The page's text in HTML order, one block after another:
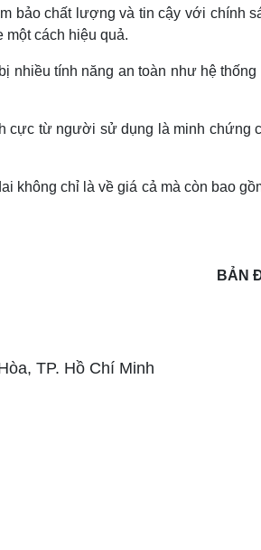
bảo chất lượng và tin cậy với chính
cách hiệu quả.
nhiều tính năng an toàn như hệ
cực từ người sử dụng là minh chứng
không chỉ là về giá cả mà còn bao
TP. Hồ Chí Minh
BẢN